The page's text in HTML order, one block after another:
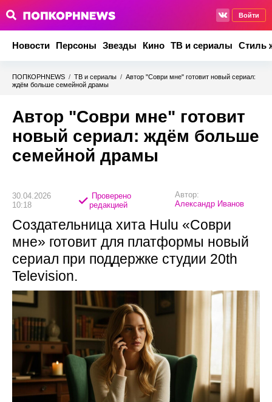
Войти
Новости Персоны Звезды Кино ТВ и сериалы Стиль
ПОПКОРНNEWS / ТВ и сериалы / Автор "Соври мне" готовит новый сериал:
ждём больше семейной драмы
Автор "Соври мне" готовит
новый сериал: ждём больше
семейной драмы
30.04.2026
10:18
Проверено
редакцией
Автор:
Александр Иванов
Создательница хита Hulu «Соври
мне» готовит для платформы новый
сериал при поддержке студии 20th
Television.